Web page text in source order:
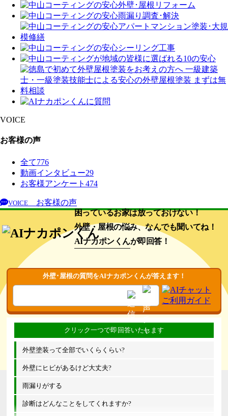
VOICE
お客様の声
全て776
動画インタビュー29
お客様アンケート 474
VOICE
お客様の声
困っているお家は放っておけない！
外壁・屋根の悩み、なんでも聞いてね！
AIナカポンくんが即回答！
外壁･屋根の質問をAIナカポンくんが答えます！
外壁塗装って全部でいくらくらい?
外壁にヒビがあるけど大丈夫?
雨漏りがする
診断はどんなことをしてくれますか?